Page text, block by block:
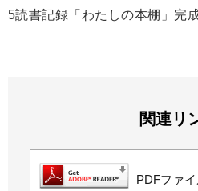
5読書記録「わたしの本棚」完
関連リ
PDFファ